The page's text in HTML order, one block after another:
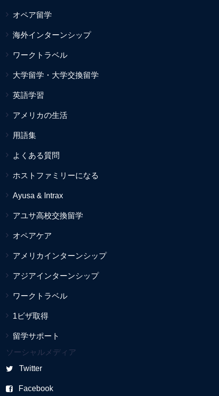
オペア留学
海外インターンシップ
ワークトラベル
大学留学・大学交換留学
英語学習
アメリカの生活
用語集
よくある質問
ホストファミリーになる
Ayusa & Intrax
アユサ高校交換留学
オペアケア
アメリカインターンシップ
アジアインターンシップ
ワークトラベル
1ビザ取得
留学サポート
ソーシャルメディア
Twitter
Facebook